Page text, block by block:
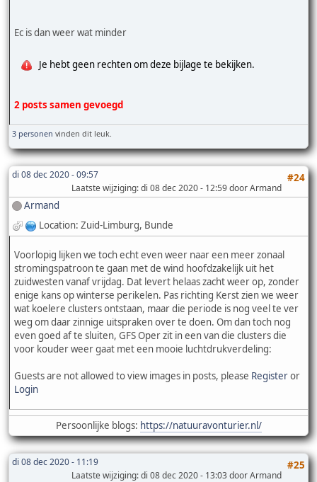
Ec is dan weer wat minder
Je hebt geen rechten om deze bijlage te bekijken.
2 posts samen gevoegd
3 personen vinden dit leuk.
di 08 dec 2020 - 09:57 #24
Laatste wijziging: di 08 dec 2020 - 12:59 door Armand
Armand
Location: Zuid-Limburg, Bunde
Voorlopig lijken we toch echt even weer naar een meer zonaal
stromingspatroon te gaan met de wind hoofdzakelijk uit het
zuidwesten vanaf vrijdag. Dat levert helaas zacht weer op, zonder
enige kans op winterse perikelen. Pas richting Kerst zien we weer
wat koelere clusters ontstaan, maar die periode is nog veel te ver
weg om daar zinnige uitspraken over te doen. Om dan toch nog
even goed af te sluiten, GFS Oper zit in een van die clusters die
voor kouder weer gaat met een mooie luchtdrukverdeling:
Guests are not allowed to view images in posts, please Registeror
Login
Persoonlijke blogs: https://natuuravonturier.nl/
di 08 dec 2020 - 11:19 #25
Laatste wijziging: di 08 dec 2020 - 13:03 door Armand